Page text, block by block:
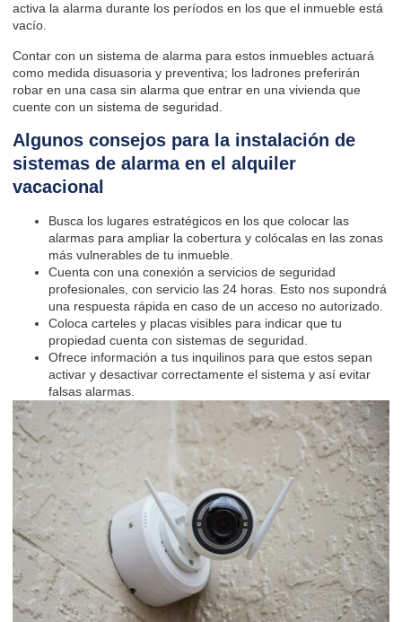
activa la alarma durante los períodos en los que el inmueble está
vacío.
Contar con un sistema de alarma para estos inmuebles actuará
como medida disuasoria y preventiva; los ladrones preferirán
robar en una casa sin alarma que entrar en una vivienda que
cuente con un sistema de seguridad.
Algunos consejos para la instalación de
sistemas de alarma en el alquiler
vacacional
Busca los lugares estratégicos en los que colocar las
alarmas para ampliar la cobertura y colócalas en las zonas
más vulnerables de tu inmueble.
Cuenta con una conexión a servicios de seguridad
profesionales, con servicio las 24 horas. Esto nos supondrá
una respuesta rápida en caso de un acceso no autorizado.
Coloca carteles y placas visibles para indicar que tu
propiedad cuenta con sistemas de seguridad.
Ofrece información a tus inquilinos para que estos sepan
activar y desactivar correctamente el sistema y así evitar
falsas alarmas.